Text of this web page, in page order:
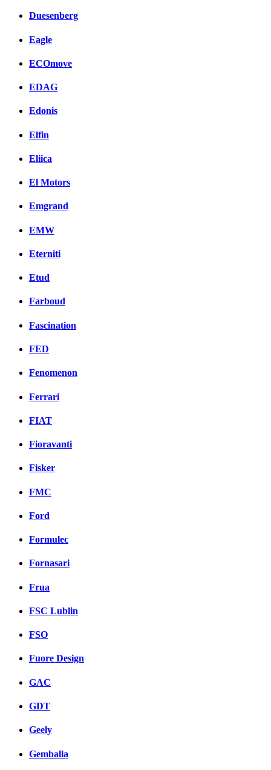
Duesenberg
Eagle
ECOmove
EDAG
Edonis
Elfin
Eliica
El Motors
Emgrand
EMW
Eterniti
Etud
Farboud
Fascination
FED
Fenomenon
Ferrari
FIAT
Fioravanti
Fisker
FMC
Ford
Formulec
Fornasari
Frua
FSC Lublin
FSO
Fuore Design
GAC
GDT
Geely
Gemballa